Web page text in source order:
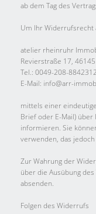
ab dem Tag des
Um Ihr Widerrufsrecht
atelier rheinruhr
Revierstraße 17,
Tel.: 0049-208-
E-Mail: info@arr-
mittels einer
Brief oder E-Mail)
informieren. Sie
verwenden, das
Zur Wahrung der
über die Ausübung
absenden.
Folgen des Widerrufs